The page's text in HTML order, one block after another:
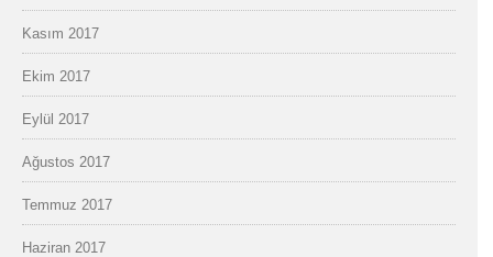
Kasım 2017
Ekim 2017
Eylül 2017
Ağustos 2017
Temmuz 2017
Haziran 2017